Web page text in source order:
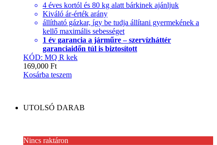
4 éves kortól és 80 kg alatt bárkinek ajánljuk
Kiváló ár-érték arány
állítható gázkar, így be tudja állítani gyermekének a
kellő maximális sebességet
1 év garancia a járműre – szervízháttér
garanciaidőn túl is biztosított
KÓD: MQ R kek
169,000 Ft
Kosárba teszem
UTOLSÓ DARAB
Nincs raktáron